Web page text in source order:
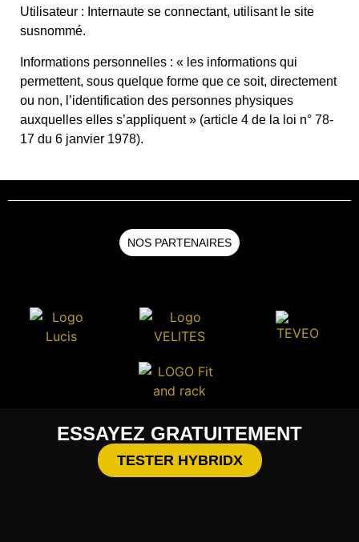
Utilisateur : Internaute se connectant, utilisant le site
susnommé.
Informations personnelles : « les informations qui
permettent, sous quelque forme que ce soit, directement
ou non, l’identification des personnes physiques
auxquelles elles s’appliquent » (article 4 de la loi n° 78-
17 du 6 janvier 1978).
NOS PARTENAIRES
ESSAYEZ GRATUITEMENT
TESTER HYBRIDX